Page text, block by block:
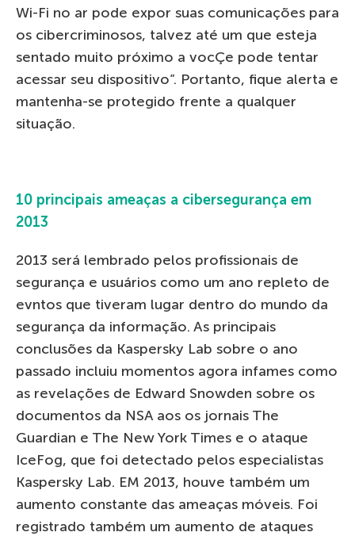
Wi-Fi no ar pode expor suas comunicações para
os cibercriminosos, talvez até um que esteja
sentado muito próximo a vocÇe pode tentar
acessar seu dispositivo”. Portanto, fique alerta e
mantenha-se protegido frente a qualquer
situação.
10 principais ameaças a cibersegurança em
2013
2013 será lembrado pelos profissionais de
segurança e usuários como um ano repleto de
evntos que tiveram lugar dentro do mundo da
segurança da informação. As principais
conclusões da Kaspersky Lab sobre o ano
passado incluiu momentos agora infames como
as revelações de Edward Snowden sobre os
documentos da NSA aos os jornais The
Guardian e The New York Times e o ataque
IceFog, que foi detectado pelos especialistas
Kaspersky Lab. EM 2013, houve também um
aumento constante das ameaças móveis. Foi
registrado também um aumento de ataques